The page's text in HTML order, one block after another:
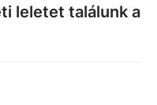
leletet találunk a